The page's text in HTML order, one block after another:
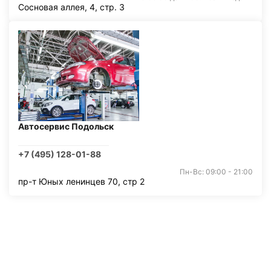
Сосновая аллея, 4, стр. 3
Автосервис Подольск
+7 (495) 128-01-88
Пн-Вс: 09:00 - 21:00
пр-т Юных ленинцев 70, стр 2